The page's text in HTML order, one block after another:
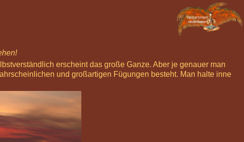
erscheint das große Ganze. Aber je genauer man
und großartigen Fügungen besteht. Man halte inne